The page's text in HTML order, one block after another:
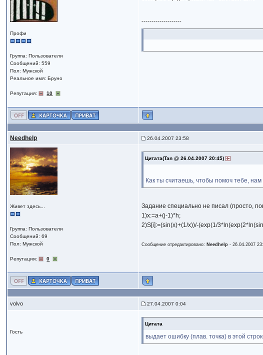
Профи
Группа: Пользователи
Сообщений: 559
Пол: Мужской
Реальное имя: Бруно
Репутация: 10
--------------------
Needhelp 26.04.2007 23:58
Живет здесь...
Группа: Пользователи
Сообщений: 69
Пол: Мужской
Репутация: 0
Цитата(Tan @ 26.04.2007 20:45)
Как ты считаешь, чтобы помоч тебе,
Задание специально не писал (просто,
1)x:=a+(j-1)*h;
2)S[i]:=(sin(x)+(1/x))/-(exp(1/
Сообщение отредактировано: Needhelp -26.04.2007
volvo 27.04.2007 0:04
Гость
Цитата
выдает ошибку (плав. точка) в этой